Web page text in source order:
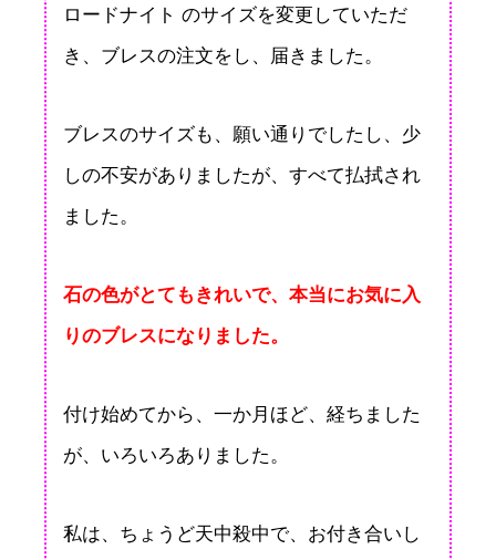
ロードナイト のサイズを変更していただ
き、ブレスの注文をし、届きました。
ブレスのサイズも、願い通りでしたし、少
しの不安がありましたが、すべて払拭され
ました。
石の色がとてもきれいで、本当にお気に入
りのブレスになりました。
付け始めてから、一か月ほど、経ちました
が、いろいろありました。
私は、ちょうど天中殺中で、お付き合いし